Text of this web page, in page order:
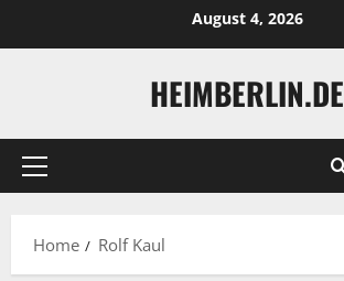
August 4, 2026
HEIMBERLIN.DE
Primary
Home Rolf Kaul